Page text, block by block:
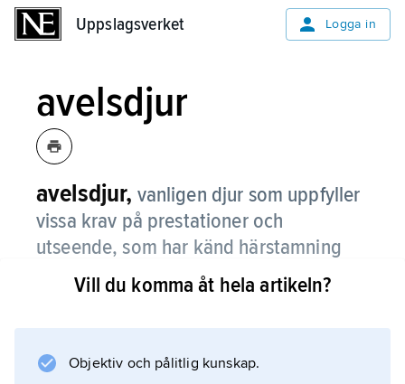
Uppslagsverket Logga in
avelsdjur
avelsdjur, vanligen djur som uppfyller
vissa krav på prestationer och
utseende, som har känd härstamning
och som kan registreras i en
stambok
för rasen.
Vill du komma åt hela artikeln?
Objektiv och pålitlig kunskap.